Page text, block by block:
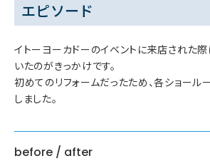
エピソード
イトーヨーカドーのイベントに来店された
いたのがきっかけです。
初めてのリフォームだったため、各ショー
しました。
before / after